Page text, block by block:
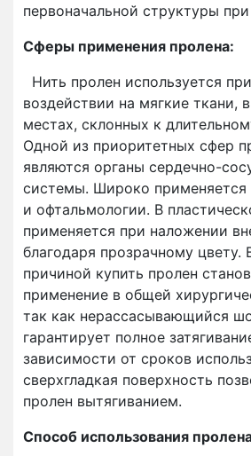
первоначальной структуры
Сферы применения пролена:
Нить пролен используется
воздействии на мягкие ткани,
местах, склонных к
Одной из приоритетных сфер
являются органы сердечно-
системы. Широко применяется
и офтальмологии. В
применяется при наложении
благодаря прозрачному цвету.
причиной купить пролен
применение в общей
так как нерассасывающийся
гарантирует полное
зависимости от сроков
сверхгладкая поверхность
пролен вытягиванием.
Способ использования